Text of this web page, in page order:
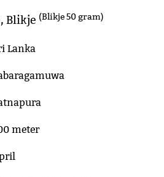
Blikje (Blikje 50 gram)
Lanka
meter